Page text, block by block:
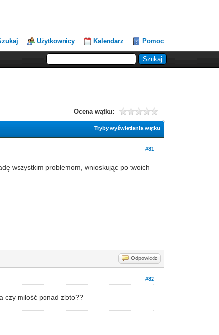
Użytkownicy Kalendarz Pomoc
Ocena wątku:
Tryby wyświetlania wątku
#81
wszystkim problemom, wnioskując po twoich
Odpowiedz
#82
czy milość ponad zloto??